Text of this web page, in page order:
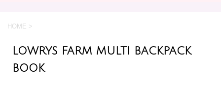
HOME >
LOWRYS FARM MULTI BACKPACK
BOOK